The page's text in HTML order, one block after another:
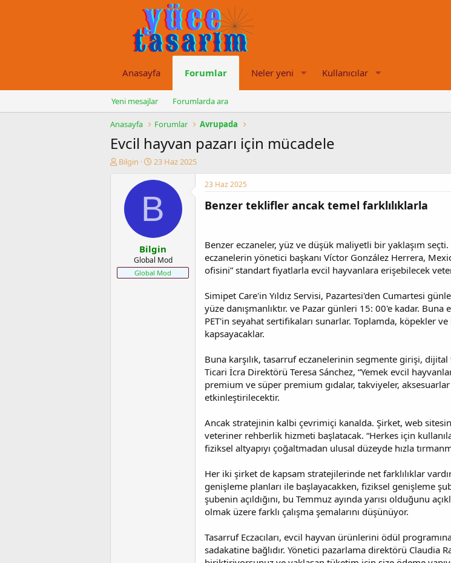
Anasayfa Forumlar Neler yeni Kullanıcılar
Yeni mesajlar Forumlarda ara
Anasayfa Forumlar Avrupada
Evcil hayvan pazarı için mücadele
K
a
t
Bilgin
B
ş
a
n
ı
ç
t
a
r
23 Haz 2025
B
Bilgin
Global Mod
Global Mod
23 Haz 2025
Benzer teklifler ancak temel farklılıklarla
Benzer eczaneler, yüz ve düşük maliyetli bir yaklaşım
eczanelerin yönetici başkanı Víctor González Herrera,
ofisini” standart fiyatlarla evcil hayvanlara erişebilecek
Simipet Care'in Yıldız Servisi, Pazartesi'den Cumartesi
yüze danışmanlıktır. ve Pazar günleri 15: 00'e kadar.
PET'in seyahat sertifikaları sunarlar. Toplamda, köpekler
kapsayacaklar.
Buna karşılık, tasarruf eczanelerinin segmente girişi,
Ticari İcra Direktörü Teresa Sánchez, “Yemek evcil
premium ve süper premium gıdalar, takviyeler,
etkinleştirilecektir.
Ancak stratejinin kalbi çevrimiçi kanalda. Şirket, web
veteriner rehberlik hizmeti başlatacak. “Herkes için
fiziksel altyapıyı çoğaltmadan ulusal düzeyde hızla
Her iki şirket de kapsam stratejilerinde net farklılıklar
genişleme planları ile başlayacakken, fiziksel genişleme
şubenin açıldığını, bu Temmuz ayında yarısı olduğunu
olmak üzere farklı çalışma şemalarını düşünüyor.
Tasarruf Eczacıları, evcil hayvan ürünlerini ödül
sadakatine bağlıdır. Yönetici pazarlama direktörü Claudia